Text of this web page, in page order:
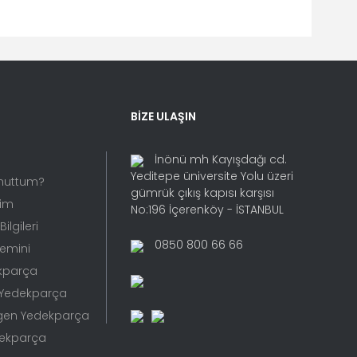
Yedekparça
BİZE ULAŞIN
İnönü mh Kayışdağı cd.
Yeditepe üniversite Yolu üzeri
gümrük çıkış kapısı karşısı
No:196 İçerenköy - İSTANBUL
0850 800 66 66